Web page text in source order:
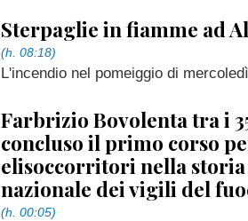
Sterpaglie in fiamme ad
(h. 08:18)
L'incendio nel pomeiggio di mercoledì
Farbrizio Bovolenta tra i
concluso il primo corso
elisoccorritori nella
nazionale dei vigili del
(h. 00:05)